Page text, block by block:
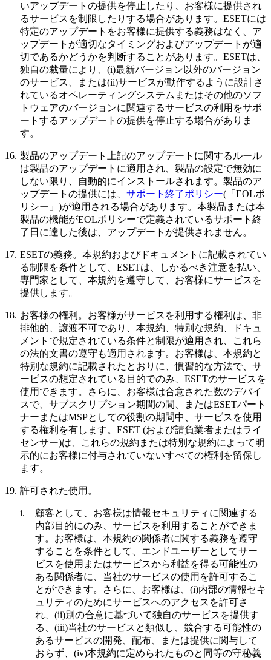
いアップデートの提供を停止したり、お客様に提供され
るサービスを制限したりする場合があります。ESETには
特定のアップデートをお客様に提供する義務はなく、ア
ップデートが適切なタイミングおよびアップデートが適
切であるかどうかを判断することがあります。ESETは、
独自の裁量により、(i)最新バージョン以外のバージョン
のサービス、または(ii)サービスが動作するように設計さ
れているオペレーティングシステムまたはその他のソフ
トウェアのバージョンに関連するサービスの利用をサポ
ートするアップデートの提供を停止する場合がありま
す。
16. 製品のアップデート 上記のアップデートに関するルール
は製品のアップデートに適用され、製品の設定で無効に
しない限り、自動的にインストールされます。製品のア
ップデートの提供には、 サポート終了ポリシー(「EOLポ
リシー」)が適用される場合があります。本製品または本
製品の機能がEOLポリシーで定義されているサポート終
了日に達した後は、アップデートが提供されません。
17. ESETの義務。 本規約およびドキュメントに記載されてい
る制限を条件として、ESETは、しかるべき注意を払い、
専門家として、本規約を遵守して、お客様にサービスを
提供します。
18. お客様の権利。 お客様がサービスを利用する権利は、非
排他的、譲渡不可であり、本規約、特別な規約、ドキュ
メントで規定されている条件と制限が適用され、これら
の法的文書の遵守も適用されます。お客様は、本規約と
特別な規約に記載されたとおりに、慣習的な方法で、サ
ービスの想定されている目的でのみ、ESETのサービスを
使用できます。さらに、お客様は合意された数のデバイ
スで、サブスクリプション期間の間、またはESETパート
ナーまたはMSPとしての役割の期間中、サービスを使用
する権利を有します。ESET (および請負業者またはライ
センサー)は、これらの規約または特別な規約によって明
示的にお客様に付与されていないすべての権利を留保し
ます。
19. 許可された使用。
i.
顧客として、お客様は情報セキュリティに関連する
内部目的にのみ、サービスを利用することができま
す。お客様は、本規約の関係者に関する義務を遵守
することを条件として、エンドユーザーとしてサー
ビスを使用またはサービスから利益を得る可能性の
ある関係者に、当社のサービスの使用を許可するこ
とができます。さらに、お客様は、(i)内部の情報セキ
ュリティのためにサービスへのアクセスを許可さ
れ、(ii)別の合意に基づいて独自のサービスを提供す
る、(iii)当社のサービスと類似し、競合する可能性の
あるサービスの開発、配布、または提供に関与して
おらず、(iv)本規約に定められたものと同等の守秘義